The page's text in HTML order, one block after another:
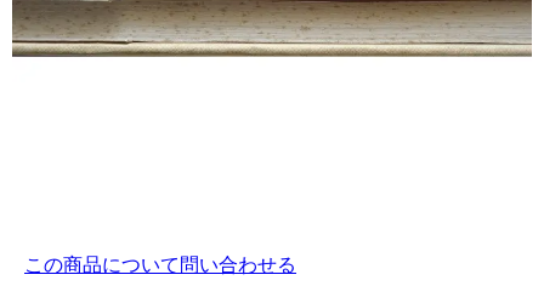
この商品について問い合わせる